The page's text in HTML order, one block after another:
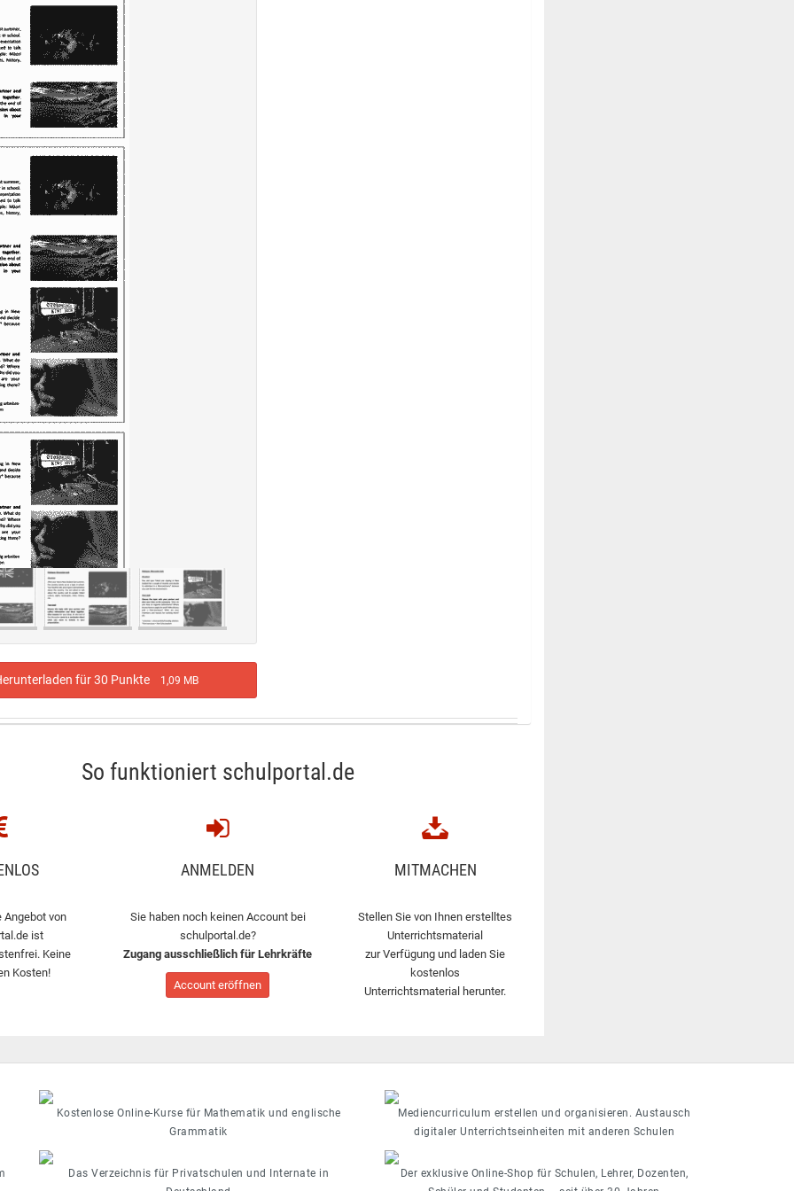
für 30 Punkte 1,09 MB
So funktioniert schulportal.de
Angebot von
ist
Keine
Kosten!
ANMELDEN
Sie haben noch keinen Account bei
schulportal.de?
Zugang ausschließlich für Lehrkräfte
Account eröffnen
MITMACHEN
Stellen Sie von Ihnen erstelltes
Unterrichtsmaterial
zur Verfügung und laden Sie
kostenlos
Unterrichtsmaterial herunter.
Kostenlose Online-Kurse für Mathematik und englische
Grammatik
Mediencurriculum erstellen und organisieren. Austausch
digitaler Unterrichtseinheiten mit anderen Schulen
Das Verzeichnis für Privatschulen und Internate in
Der exklusive Online-Shop für Schulen, Lehrer, Dozenten,